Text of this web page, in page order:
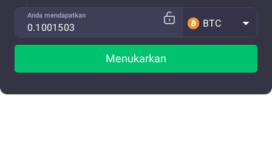
Anda mendapatkan
BTC
Menukarkan